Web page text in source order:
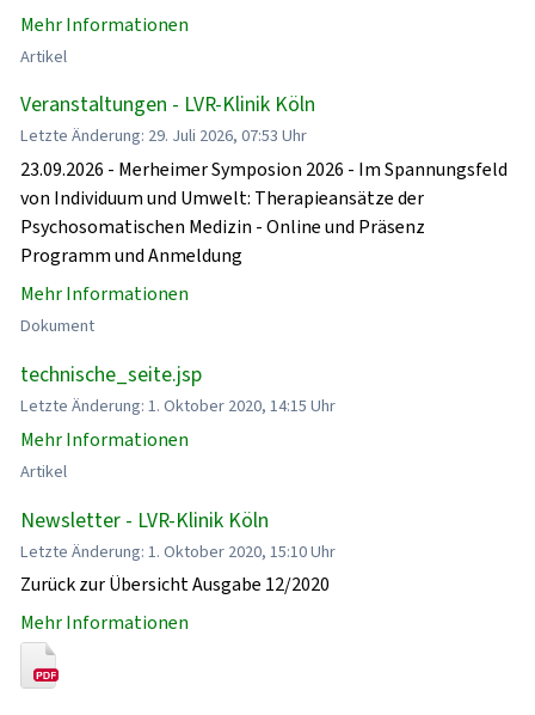
Mehr Informationen
Artikel
Veranstaltungen - LVR-Klinik Köln
Letzte Änderung: 29. Juli 2026, 07:53 Uhr
23.09.2026 - Merheimer Symposion 2026 - Im Spannungsfeld
von Individuum und Umwelt: Therapieansätze der
Psychosomatischen Medizin - Online und Präsenz
Programm und Anmeldung
Mehr Informationen
Dokument
technische_seite.jsp
Letzte Änderung: 1. Oktober 2020, 14:15 Uhr
Mehr Informationen
Artikel
Newsletter - LVR-Klinik Köln
Letzte Änderung: 1. Oktober 2020, 15:10 Uhr
Zurück zur Übersicht Ausgabe 12/2020
Mehr Informationen